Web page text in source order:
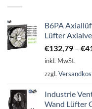
B6PA
Lüfter
€132,79 – €
inkl. MwSt.
zzgl.
Industrie
Wand Lüfter